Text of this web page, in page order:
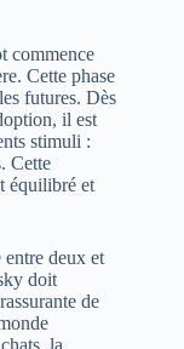
commence
Cette phase
futures. Dès
il est
stimuli :
Cette
équilibré et
entre deux et
doit
de